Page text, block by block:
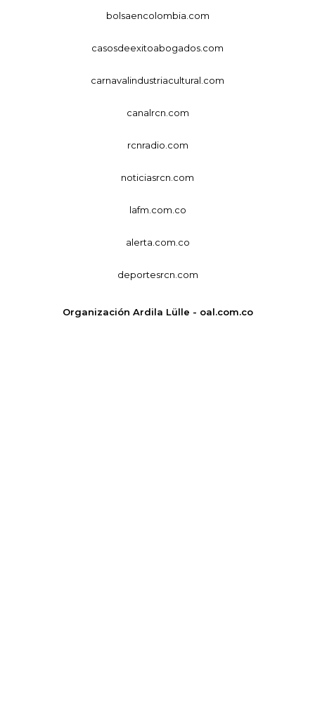
bolsaencolombia.com
casosdeexitoabogados.com
carnavalindustriacultural.com
canalrcn.com
rcnradio.com
noticiasrcn.com
lafm.com.co
alerta.com.co
deportesrcn.com
Organización Ardila Lülle - oal.com.co